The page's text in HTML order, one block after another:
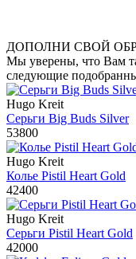
ДОПОЛНИ СВОЙ
Мы уверены, что Вам
следующие
Hugo Kreit
Серьги Big Buds Silver
53800
Hugo Kreit
Колье Pistil Heart Gold
42400
Hugo Kreit
Серьги Pistil Heart Gold
42000